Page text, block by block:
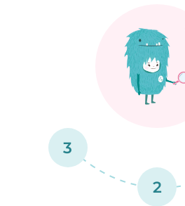
2
3